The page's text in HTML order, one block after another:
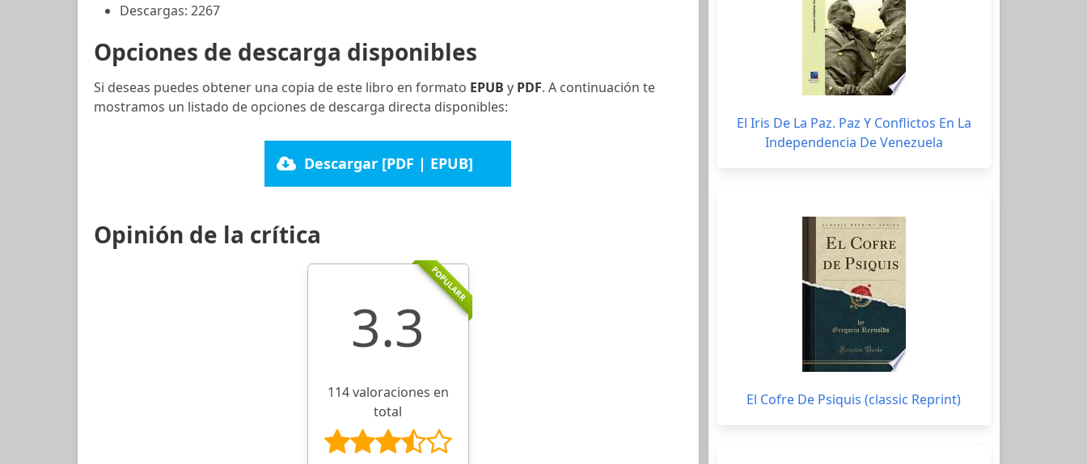
Descargas: 2267
Opciones de descarga disponibles
Si deseas puedes obtener una copia de este libro en formato EPUB y PDF. A continuación te
mostramos un listado de opciones de descarga directa disponibles:
Descargar [PDF | EPUB]
Opinión de la crítica
POPULARR
3.3
114 valoraciones en
total
El Iris De La Paz. Paz Y Conflictos En La
Independencia De Venezuela
El Cofre De Psiquis (classic Reprint)